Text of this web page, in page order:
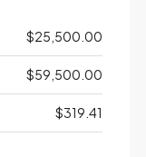
$25,500.00
$59,500.00
$319.41